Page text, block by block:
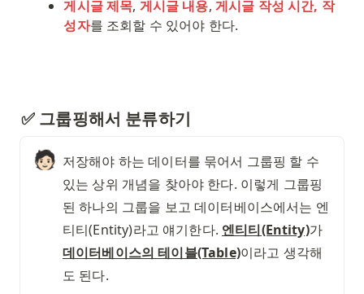
게시글 제목, 게시글 내용, 게시글 작성 시간, 작
성자를 조회할 수 있어야 한다.
✅ 그룹핑해서 분류하기
🧑🏻 저장해야 하는 데이터를 묶어서 그룹핑 할 수
있는 상위 개념을 찾아야 한다. 이렇게 그룹핑
된 하나의 그룹을 보고 데이터베이스에서는 엔
티티(Entity)라고 얘기한다. 엔티티(Entity)
가
데이터베이스의 테이블(Table)이라고 생각해
도 된다.